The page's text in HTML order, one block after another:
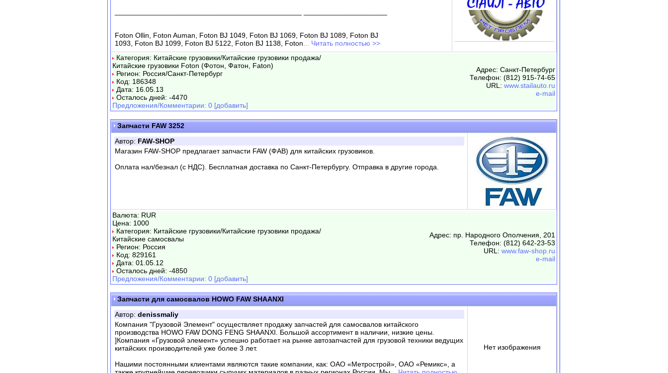
Foton Ollin, Foton Auman, Foton BJ 1049, Foton BJ 1069, Foton BJ 1089, Foton BJ
1093, Foton BJ 1099, Foton BJ 5122, Foton BJ 1138, Foton ... Читать полностью >>
Категория: Китайские грузовики/Китайские грузовики продажа/
Китайские грузовики Foton (Фотон, Фатон, Faton)
Регион: Россия/Санкт-Петербург
Код: 186348
Дата: 16.05.13
Осталось дней: -4470
Предложения/Комментарии: 0 [добавить]
Адрес: Санкт-Петербург
Телефон: (812) 915-74-65
URL: www.stailauto.ru
e-mail
Запчасти FAW 3252
Автор: FAW-SHOP
Магазин FAW-SHOP предлагает запчасти FAW (ФАВ) для китайских грузовиков.
Оплата нал/безнал (c НДС). Бесплатная доставка по Санкт-Петербургу. Отправка в другие города.
Валюта: RUR
Цена: 1000
Категория: Китайские грузовики/Китайские грузовики продажа/
Китайские самосвалы
Регион: Россия
Код: 829161
Дата: 01.05.12
Осталось дней: -4850
Предложения/Комментарии: 0 [добавить]
Адрес: пр. Народного Ополчения, 201
Телефон: (812) 642-23-53
URL: www.faw-shop.ru
e-mail
Запчасти для самосвалов HOWO FAW SHAANXI
Автор: denissmaliy
Компания "Грузовой Элемент" осуществляет продажу запчастей для самосвалов китайского
производства HOWO FAW DONG FENG SHAANXI. Большой ассортимент в наличии, низкие цены.
]Компания «Грузовой элемент» успешно работает на рынке автозапчастей для грузовой техники ведущих
китайских производителей уже более 3 лет.
Нашими постоянными клиентами являются такие компании, как: ОАО «Метрострой», ОАО «Ремикс», а
Нет изображения